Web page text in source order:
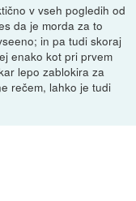
v vseh pogledih od
da je morda za to
in pa tudi skoraj
enako kot pri prvem
lepo zablokira za
rečem, lahko je tudi